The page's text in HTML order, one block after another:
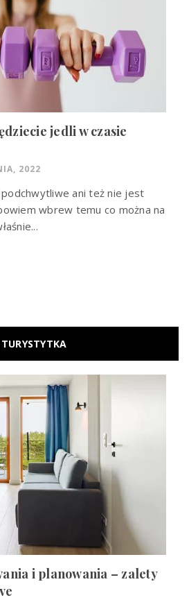
jedli w czasie
2022
ani też nie jest
wbrew temu co można na
TURYSTYTKA
i planowania – zalety